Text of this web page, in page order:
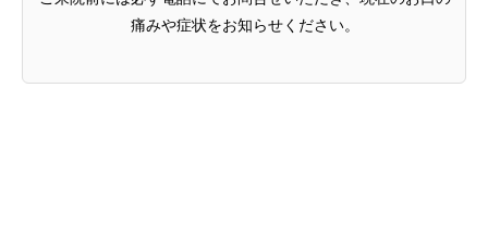
痛みや症状をお知らせください。